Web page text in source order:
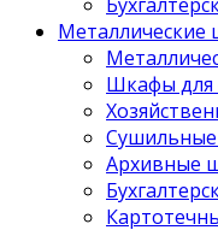
Металлические
Шкафы для
Архивные